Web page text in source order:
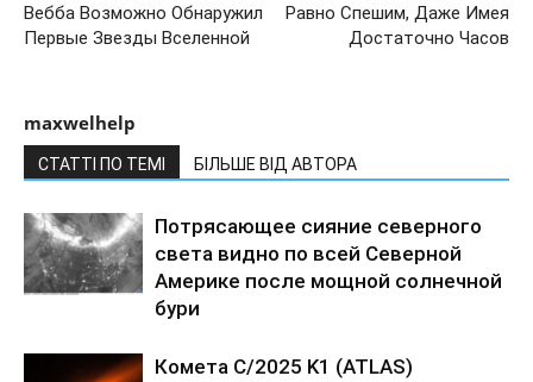
Вебба Возможно Обнаружил
Первые Звезды Вселенной
Равно Спешим, Даже Имея
Достаточно Часов
maxwelhelp
СТАТТІ ПО ТЕМІ БІЛЬШЕ ВІД АВТОРА
Потрясающее сияние северного
света видно по всей Северной
Америке после мощной солнечной
бури
Комета C/2025 K1 (ATLAS)